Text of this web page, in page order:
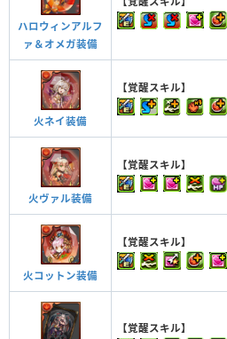
ハロウィンアルフ
ァ＆オメガ装備
火ネイ装備
【覚醒スキル】
火ヴァル装備
【覚醒スキル】
火コットン装備
【覚醒スキル】
【覚醒スキル】